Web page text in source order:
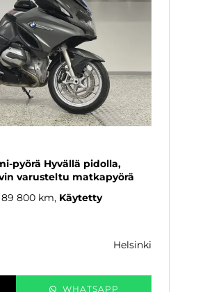
pyörä Hyvällä pidolla,
varusteltu matkapyörä
89 800 km Käytetty
helsinki
WHATSAPP